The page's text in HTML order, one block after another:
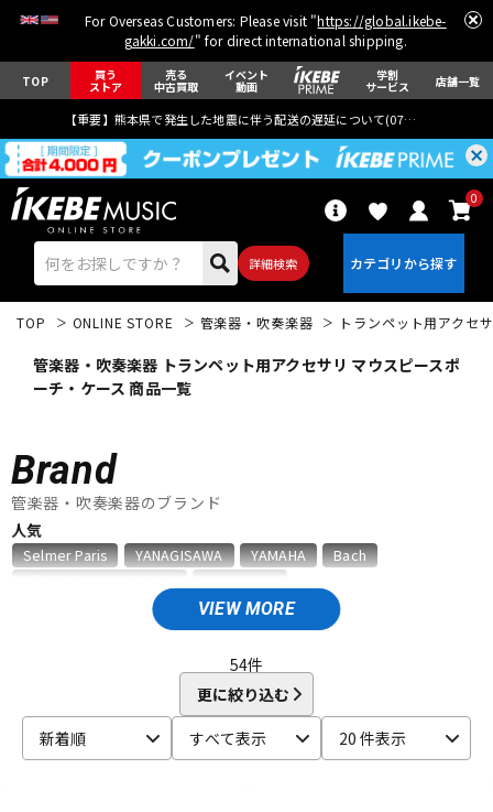
For Overseas Customers: Please visit "https://global.ikebe-
gakki.com/" for direct international shipping.
TOP 買う
ストア
売る
中古買取
イベント
動画
学割
サービス 店舗一覧
【重要】熊本県で発生した地震に伴う配送の遅延について(07月29日
詳細検索
0
パーカッション
管楽器 その他楽器
TOP ONLINE STORE 管楽器・吹奏楽器 トランペット用アクセ
管楽器・吹奏楽器 トランペット用アクセサリ マウスピースポ
ーチ・ケース 商品一覧
Brand
管楽器・吹奏楽器のブランド
VIEW MORE
人気
Selmer Paris YANAGISAWA YAMAHA
Bach
AKAI Al Cass
Alexander Karavaev
Anfree
aS
B
B.AIR B.Tilz Bach BAGS BAM
Beaumont
54件
更に絞り込む
新着順
すべて表示 20 件表示